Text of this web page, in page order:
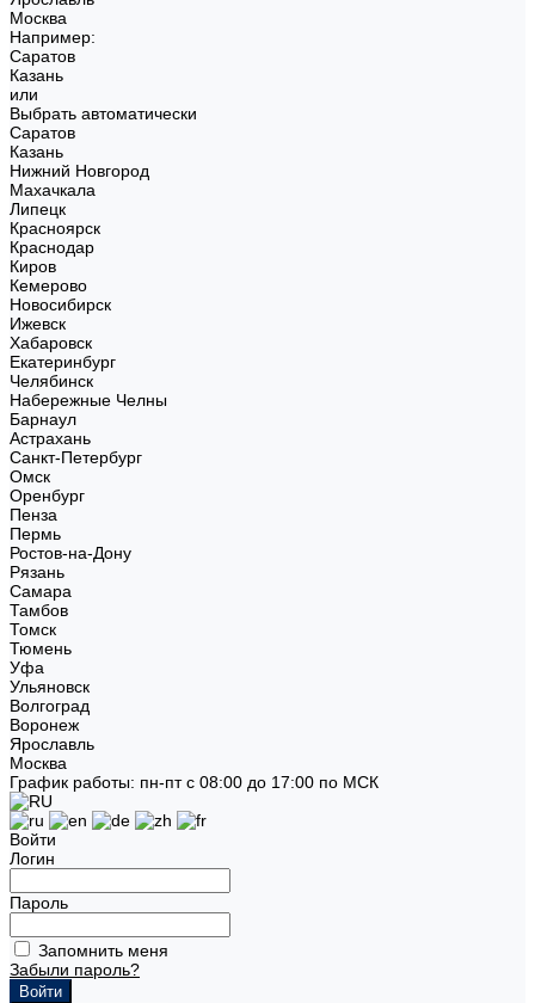
Москва
Например:
Саратов
Казань
или
Выбрать автоматически
Саратов
Казань
Нижний Новгород
Махачкала
Липецк
Красноярск
Краснодар
Киров
Кемерово
Новосибирск
Ижевск
Хабаровск
Екатеринбург
Челябинск
Набережные Челны
Барнаул
Астрахань
Санкт-Петербург
Омск
Оренбург
Пенза
Пермь
Ростов-на-Дону
Рязань
Самара
Тамбов
Томск
Тюмень
Уфа
Ульяновск
Волгоград
Воронеж
Ярославль
Москва
График работы: пн-пт с 08:00 до 17:00 по МСК
Войти
Логин
Пароль
Запомнить меня
Забыли пароль?